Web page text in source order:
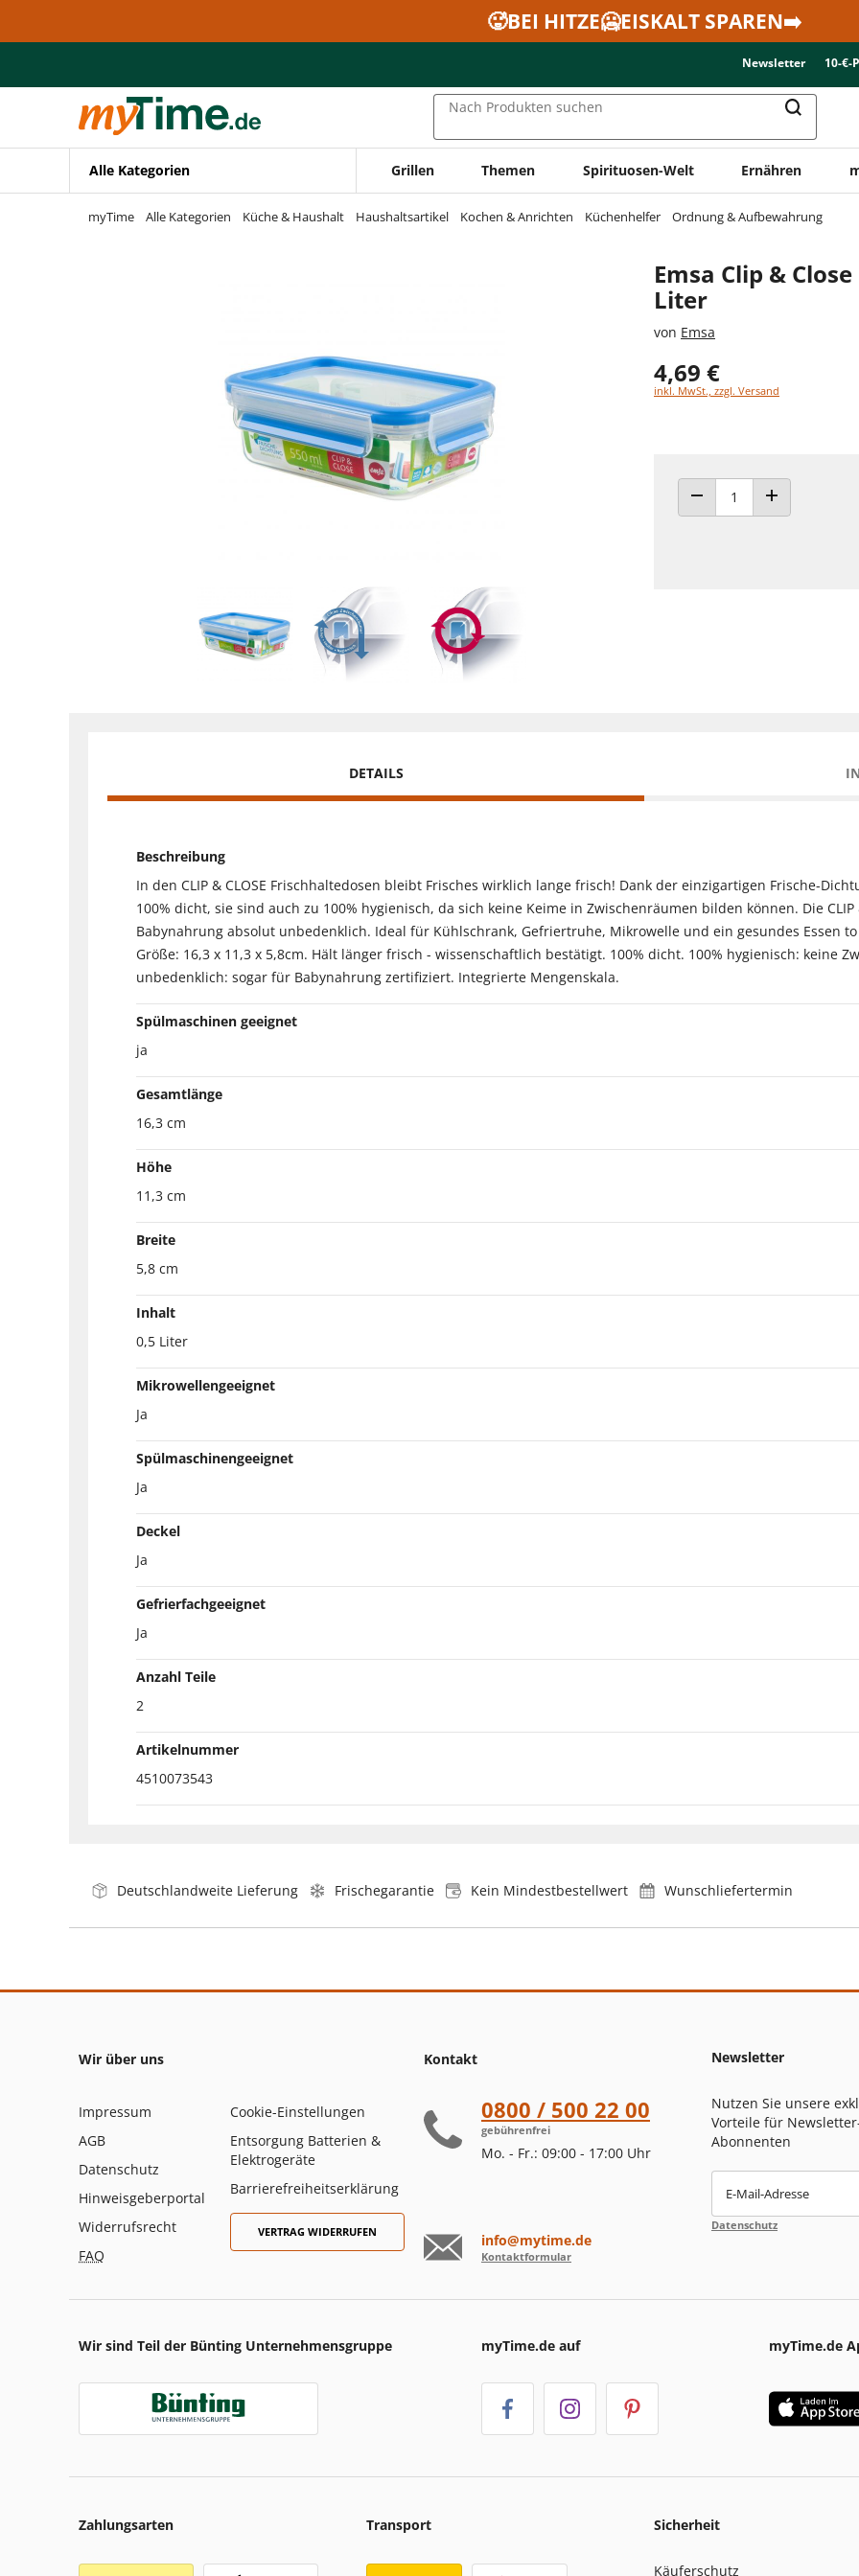
Zur Navigation springen
🥵BEI HITZE🥶EISKALT SPAREN➡️
Newsletter 10-€-
Nach Produkten suchen
Alle Kategorien Grillen Themen Spirituosen-Welt Ernähren
myTime Alle Kategorien Küche & Haushalt Haushaltsartikel Kochen & Anrichten Küchenhelfer Ordnung & Aufbewahrung
Emsa Clip &
Liter
von Emsa
4,69 €
inkl. MwSt., zzgl. Versand
ANZAHL VERRINGERN
ANZAHL
DETAILS
Beschreibung
In den CLIP & CLOSE Frischhaltedosen bleibt Frisches wirklich lange frisch! Dank der einzigartigen Frische-
100% dicht, sie sind auch zu 100% hygienisch, da sich keine Keime in Zwischenräumen bilden können. Die
Babynahrung absolut unbedenklich. Ideal für Kühlschrank, Gefriertruhe, Mikrowelle und ein gesundes Essen to
Größe: 16,3 x 11,3 x 5,8cm. Hält länger frisch - wissenschaftlich bestätigt. 100% dicht. 100% hygienisch: keine
unbedenklich: sogar für Babynahrung zertifiziert. Integrierte Mengenskala.
Spülmaschinen geeignet
ja
Gesamtlänge
16,3 cm
Höhe
11,3 cm
Breite
5,8 cm
Inhalt
0,5 Liter
Mikrowellengeeignet
Ja
Spülmaschinengeeignet
Ja
Deckel
Ja
Gefrierfachgeeignet
Ja
Anzahl Teile
2
Artikelnummer
4510073543
Deutschlandweite Lieferung Frischegarantie Kein Mindestbestellwert Wunschliefertermin
Wir über uns
Impressum
AGB
Datenschutz
Hinweisgeberportal
Widerrufsrecht
FAQ
Cookie-Einstellungen
Entsorgung Batterien &
Elektrogeräte
Barrierefreiheitserklärung
VERTRAG WIDERRUFEN
Kontakt
0800 / 500 22 00
gebührenfrei
Mo. - Fr.: 09:00 - 17:00 Uhr
info@mytime.de
Kontaktformular
Newsletter
Nutzen Sie unsere
Vorteile für
Abonnenten
E-Mail-Adresse
Datenschutz
Wir sind Teil der Bünting Unternehmensgruppe myTime.de auf myTime.de
Zahlungsarten Transport Sicherheit
Käuferschutz